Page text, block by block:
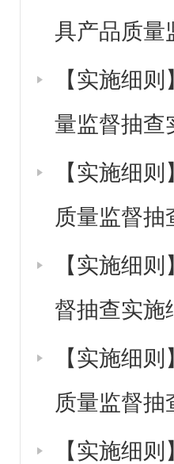
具产品质量
【实施细
量监督抽查
【实施细
质量监督抽
【实施细
督抽查实施
【实施细
质量监督抽
【实施细